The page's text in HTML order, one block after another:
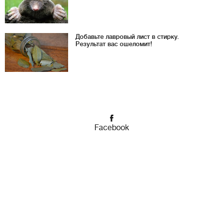
Добавьте лавровый лист в стирку.
Результат вас ошеломит!
Facebook